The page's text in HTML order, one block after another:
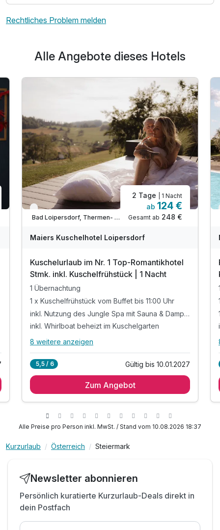
Rechtliches Problem melden
Alle Angebote dieses Hotels
Verfügbar bis Januar
Bad Loipersdorf, Thermen- & Vulkanland Steiermark
2 Tage | 1 Nacht
ab 124 €
Gesamt ab 248 €
Maiers Kuschelhotel Loipersdorf
Kuschelurlaub im Nr. 1 Top-Romantikhotel
Stmk. inkl. Kuschelfrühstück | 1 Nacht
1 Übernachtung
1 x Kuschelfrühstück vom Buffet bis 11:00 Uhr
inkl. Nutzung des Jungle Spa mit Sauna & Dampfbad
inkl. Whirlboat beheizt im Kuschelgarten
Alle Inklusivleistungen
1 x Kuschelfrühstück vom Buffet bis 11:00 Uhr
inkl. Whirlboat beheizt im Kuschelgarten
kostenfreier DVD Verleih an der Rezeption
TIPP: Private Rooms vorab reservieren
TIPP: Love Bags vorab reservieren
TIPP: Love-Dinner am Abend vorab reservieren
Zimmerbilder sind Beispielbilder die Ausstattung
und das Design können leicht variieren
8 weitere anzeigen
5,5 / 6 Gültig bis 10.01.2027
Zum Angebot
Alle Preise pro Person inkl. MwSt. / Stand vom 10.08.2026 18:37
Kurzurlaub Österreich Steiermark
Newsletter abonnieren
Persönlich kuratierte Kurzurlaub-Deals direkt in
dein Postfach